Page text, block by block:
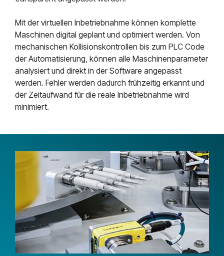
Mit der virtuellen Inbetriebnahme können komplette
Maschinen digital geplant und optimiert werden. Von
mechanischen Kollisionskontrollen bis zum PLC Code
der Automatisierung, können alle Maschinenparameter
analysiert und direkt in der Software angepasst
werden. Fehler werden dadurch frühzeitig erkannt und
der Zeitaufwand für die reale Inbetriebnahme wird
minimiert.